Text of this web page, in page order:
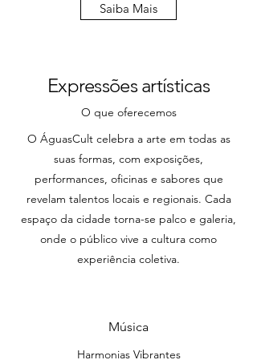
Saiba Mais
Expressões artísticas
O que oferecemos
O ÁguasCult celebra a arte em todas as
suas formas, com exposições,
performances, oficinas e sabores que
revelam talentos locais e regionais. Cada
espaço da cidade torna-se palco e galeria,
onde o público vive a cultura como
experiência coletiva.
Música
Harmonias Vibrantes